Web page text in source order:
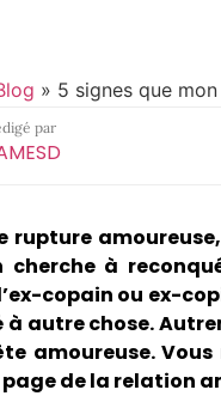
» 5 signes que
par
rupture
cherche à
copain ou ex-
à autre chose.
amoureuse.
de la relation